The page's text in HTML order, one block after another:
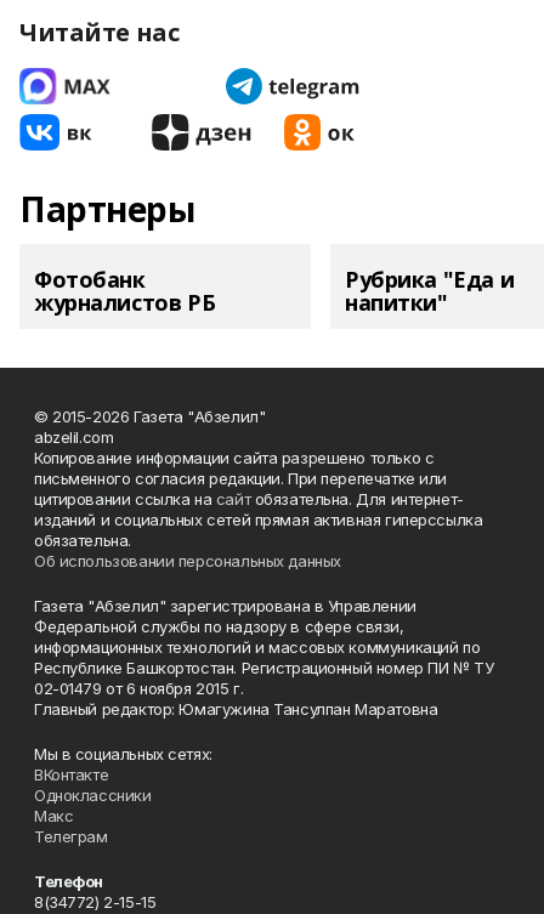
Читайте нас
Партнеры
Фотобанк
журналистов РБ
Рубрика "Еда и
напитки"
© 2015-2026 Газета "Абзелил"
abzelil.com
Копирование информации сайта разрешено только с
письменного согласия редакции. При перепечатке или
цитировании ссылка на сайтобязательна. Для интернет-
изданий и социальных сетей прямая активная гиперссылка
обязательна.
Об использовании персональных данных
Газета "Абзелил" зарегистрирована в Управлении
Федеральной службы по надзору в сфере связи,
информационных технологий и массовых коммуникаций по
Республике Башкортостан. Регистрационный номер ПИ № ТУ
02-01479 от 6 ноября 2015 г.
Главный редактор: Юмагужина Тансулпан Маратовна
Мы в социальных сетях:
ВКонтакте
Одноклассники
Макс
Телеграм
Телефон
8(34772) 2-15-15